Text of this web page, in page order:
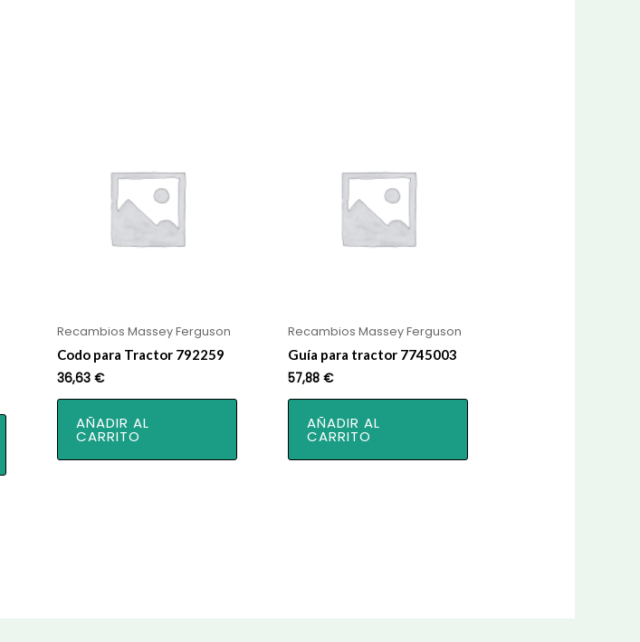
Recambios Massey Ferguson
Codo para Tractor 792259
36,63 €
AÑADIR AL
CARRITO
Recambios Massey Ferguson
Guía para tractor 7745003
57,88 €
AÑADIR AL
CARRITO